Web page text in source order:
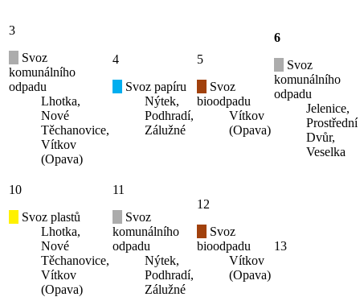
3
Svoz
komunálního
odpadu
Lhotka,
Nové
Těchanovice,
Vítkov
(Opava)
4
Svoz papíru
Nýtek,
Podhradí,
Zálužné
5
Svoz
bioodpadu
Vítkov
(Opava)
6
Svoz
komunálního
odpadu
Jelenice,
Prostřední
Dvůr,
Veselka
10
Svoz plastů
Lhotka,
Nové
Těchanovice,
Vítkov
(Opava)
11
Svoz
komunálního
odpadu
Nýtek,
Podhradí,
Zálužné
12
Svoz
bioodpadu
Vítkov
(Opava)
13